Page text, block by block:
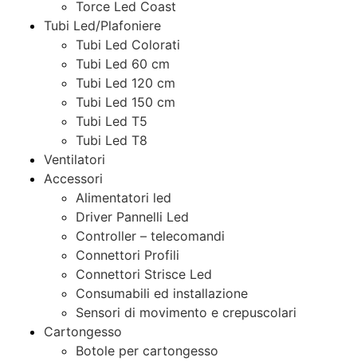
Torce Led Coast
Tubi Led/Plafoniere
Tubi Led Colorati
Tubi Led 60 cm
Tubi Led 120 cm
Tubi Led 150 cm
Tubi Led T5
Tubi Led T8
Ventilatori
Accessori
Alimentatori led
Driver Pannelli Led
Controller – telecomandi
Connettori Profili
Connettori Strisce Led
Consumabili ed installazione
Sensori di movimento e crepuscolari
Cartongesso
Botole per cartongesso